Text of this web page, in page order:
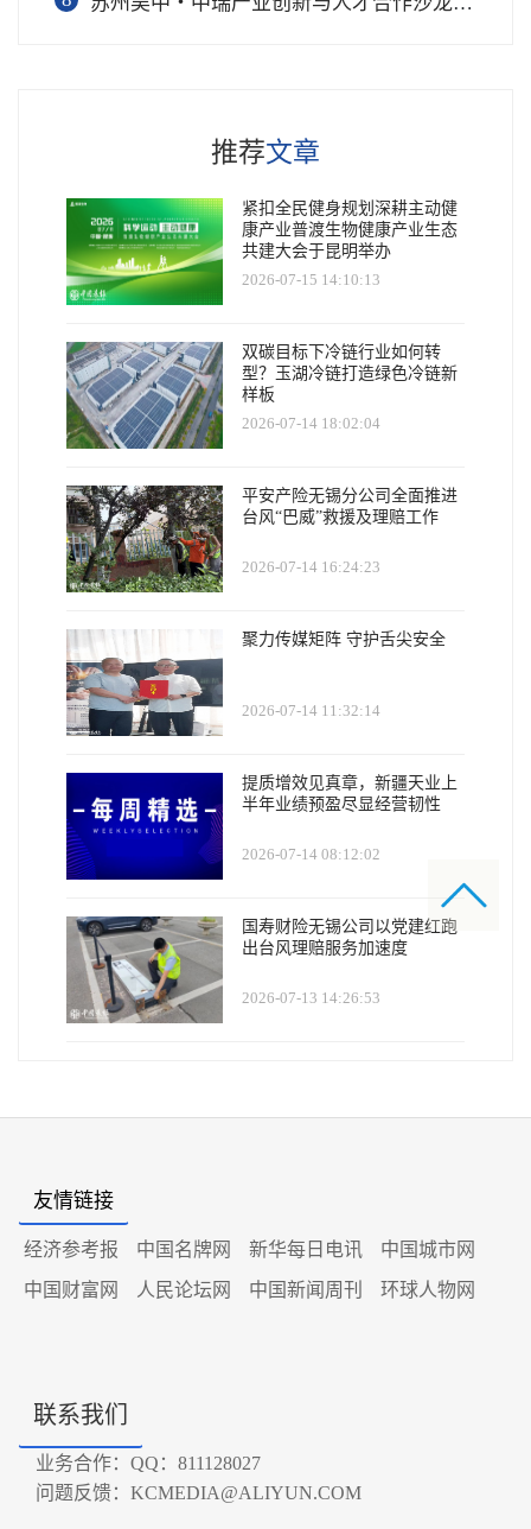
推荐文章
​紧扣全民健身规划深耕主动健
康产业普渡生物健康产业生态
共建大会于昆明举办
2026-07-15 14:10:13
双碳目标下冷链行业如何转
型？玉湖冷链打造绿色冷链新
样板
2026-07-14 18:02:04
平安产险无锡分公司全面推进
台风“巴威”救援及理赔工作
2026-07-14 16:24:23
聚力传媒矩阵 守护舌尖安全
2026-07-14 11:32:14
提质增效见真章，新疆天业上
半年业绩预盈尽显经营韧性
2026-07-14 08:12:02
国寿财险无锡公司以党建红跑
出台风理赔服务加速度
2026-07-13 14:26:53
友情链接
经济参考报 中国名牌网 新华每日电讯
中国城市网
中国财富网
人民论坛网 中国新闻周刊 环球人物网
联系我们
业务合作：QQ：811128027
问题反馈：KCMEDIA@ALIYUN.COM